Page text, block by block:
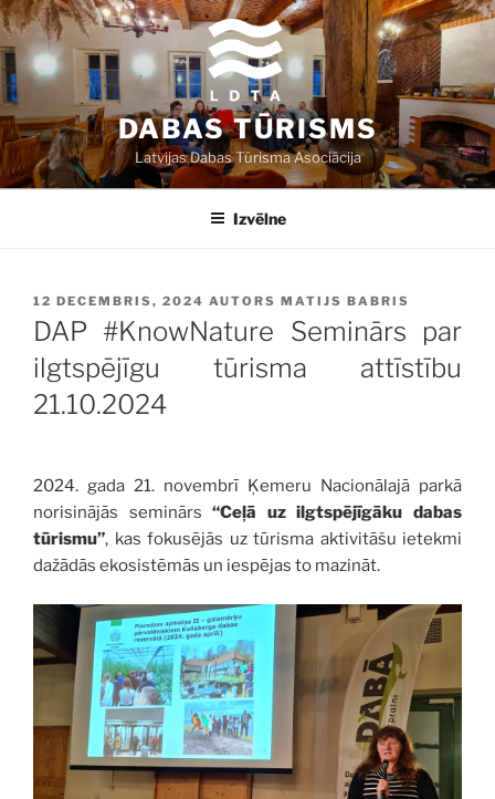
Doties
uz
saturu
DABAS TŪRISMS
Latvijas Dabas Tūrisma Asociācija
Izvēlne
PUBLICĒTS
12 DECEMBRIS, 2024 AUTORS MATIJS BABRIS
DAP #KnowNature Seminārs par
ilgtspējīgu tūrisma attīstību
21.10.2024
2024. gada 21. novembrī Ķemeru Nacionālajā parkā
norisinājās seminārs“Ceļā uz ilgtspējīgāku dabas
tūrismu”, kas fokusējās uz tūrisma aktivitāšu ietekmi
dažādās ekosistēmās un iespējas to mazināt.